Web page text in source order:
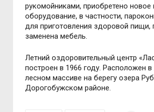
рукомойниками, приобретено новое
оборудование, в частности,
для приготовления здоровой пищи,
заменена мебель.
Летний оздоровительный центр
построен в 1966 году. Расположен
лесном массиве на берегу озера
Дорогобужском районе.